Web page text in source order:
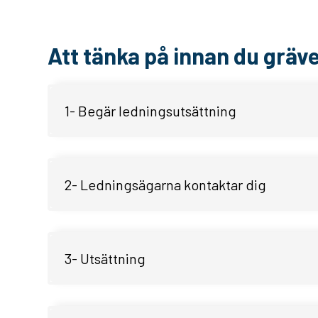
Att tänka på innan du
1- Begär ledningsutsättning
2- Ledningsägarna kontaktar dig
3- Utsättning